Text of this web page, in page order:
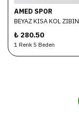
AMED SPOR
BEYAZ KISA KOL ZIBIN
₺ 280.50
1 Renk 5 Beden